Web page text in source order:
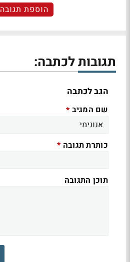
הוספת תגובה
תגובות לכתבה:
הגב לכתבה
שם המגיב *
כותרת תגובה *
תוכן התגובה